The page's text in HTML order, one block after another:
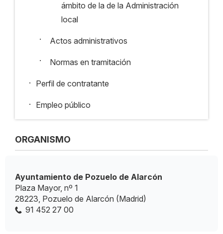
ámbito de la de la Administración
local
·
Actos administrativos
·
Normas en tramitación
. Perfil de contratante
. Empleo público
ORGANISMO
Ayuntamiento de Pozuelo de Alarcón
Plaza Mayor, nº 1
28223, Pozuelo de Alarcón (Madrid)
91 452 27 00